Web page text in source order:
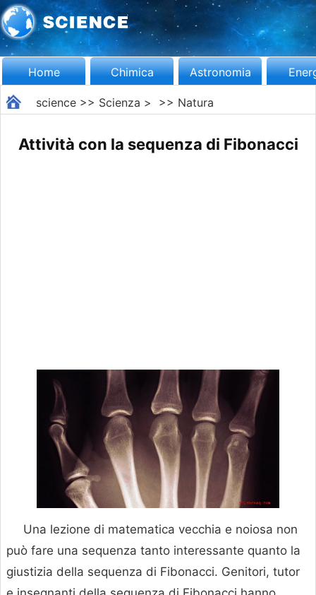
Home Chimica Astronomia
science>> Scienza > >> Natura
Attività con la sequenza di Fibonacci
Una lezione di matematica vecchia e noiosa non
può fare una sequenza tanto interessante quanto la
giustizia della sequenza di Fibonacci. Genitori, tutor